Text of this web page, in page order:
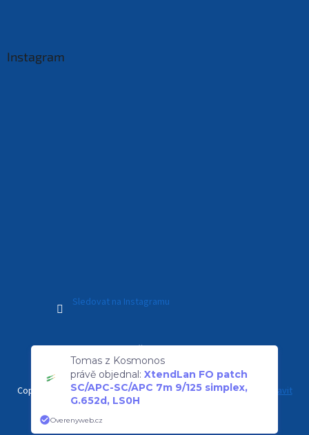
Instagram
Sledovat na Instagramu
Vytvořil Shoptet Premium
Copyright 2026Kamerový Svět. Všechna práva vyhrazena.
Upravit
nastavení cookies
Tomas z Kosmonos
právě objednal: XtendLan FO patch
SC/APC-SC/APC 7m 9/125 simplex,
G.652d, LS0H
Overenyweb.cz